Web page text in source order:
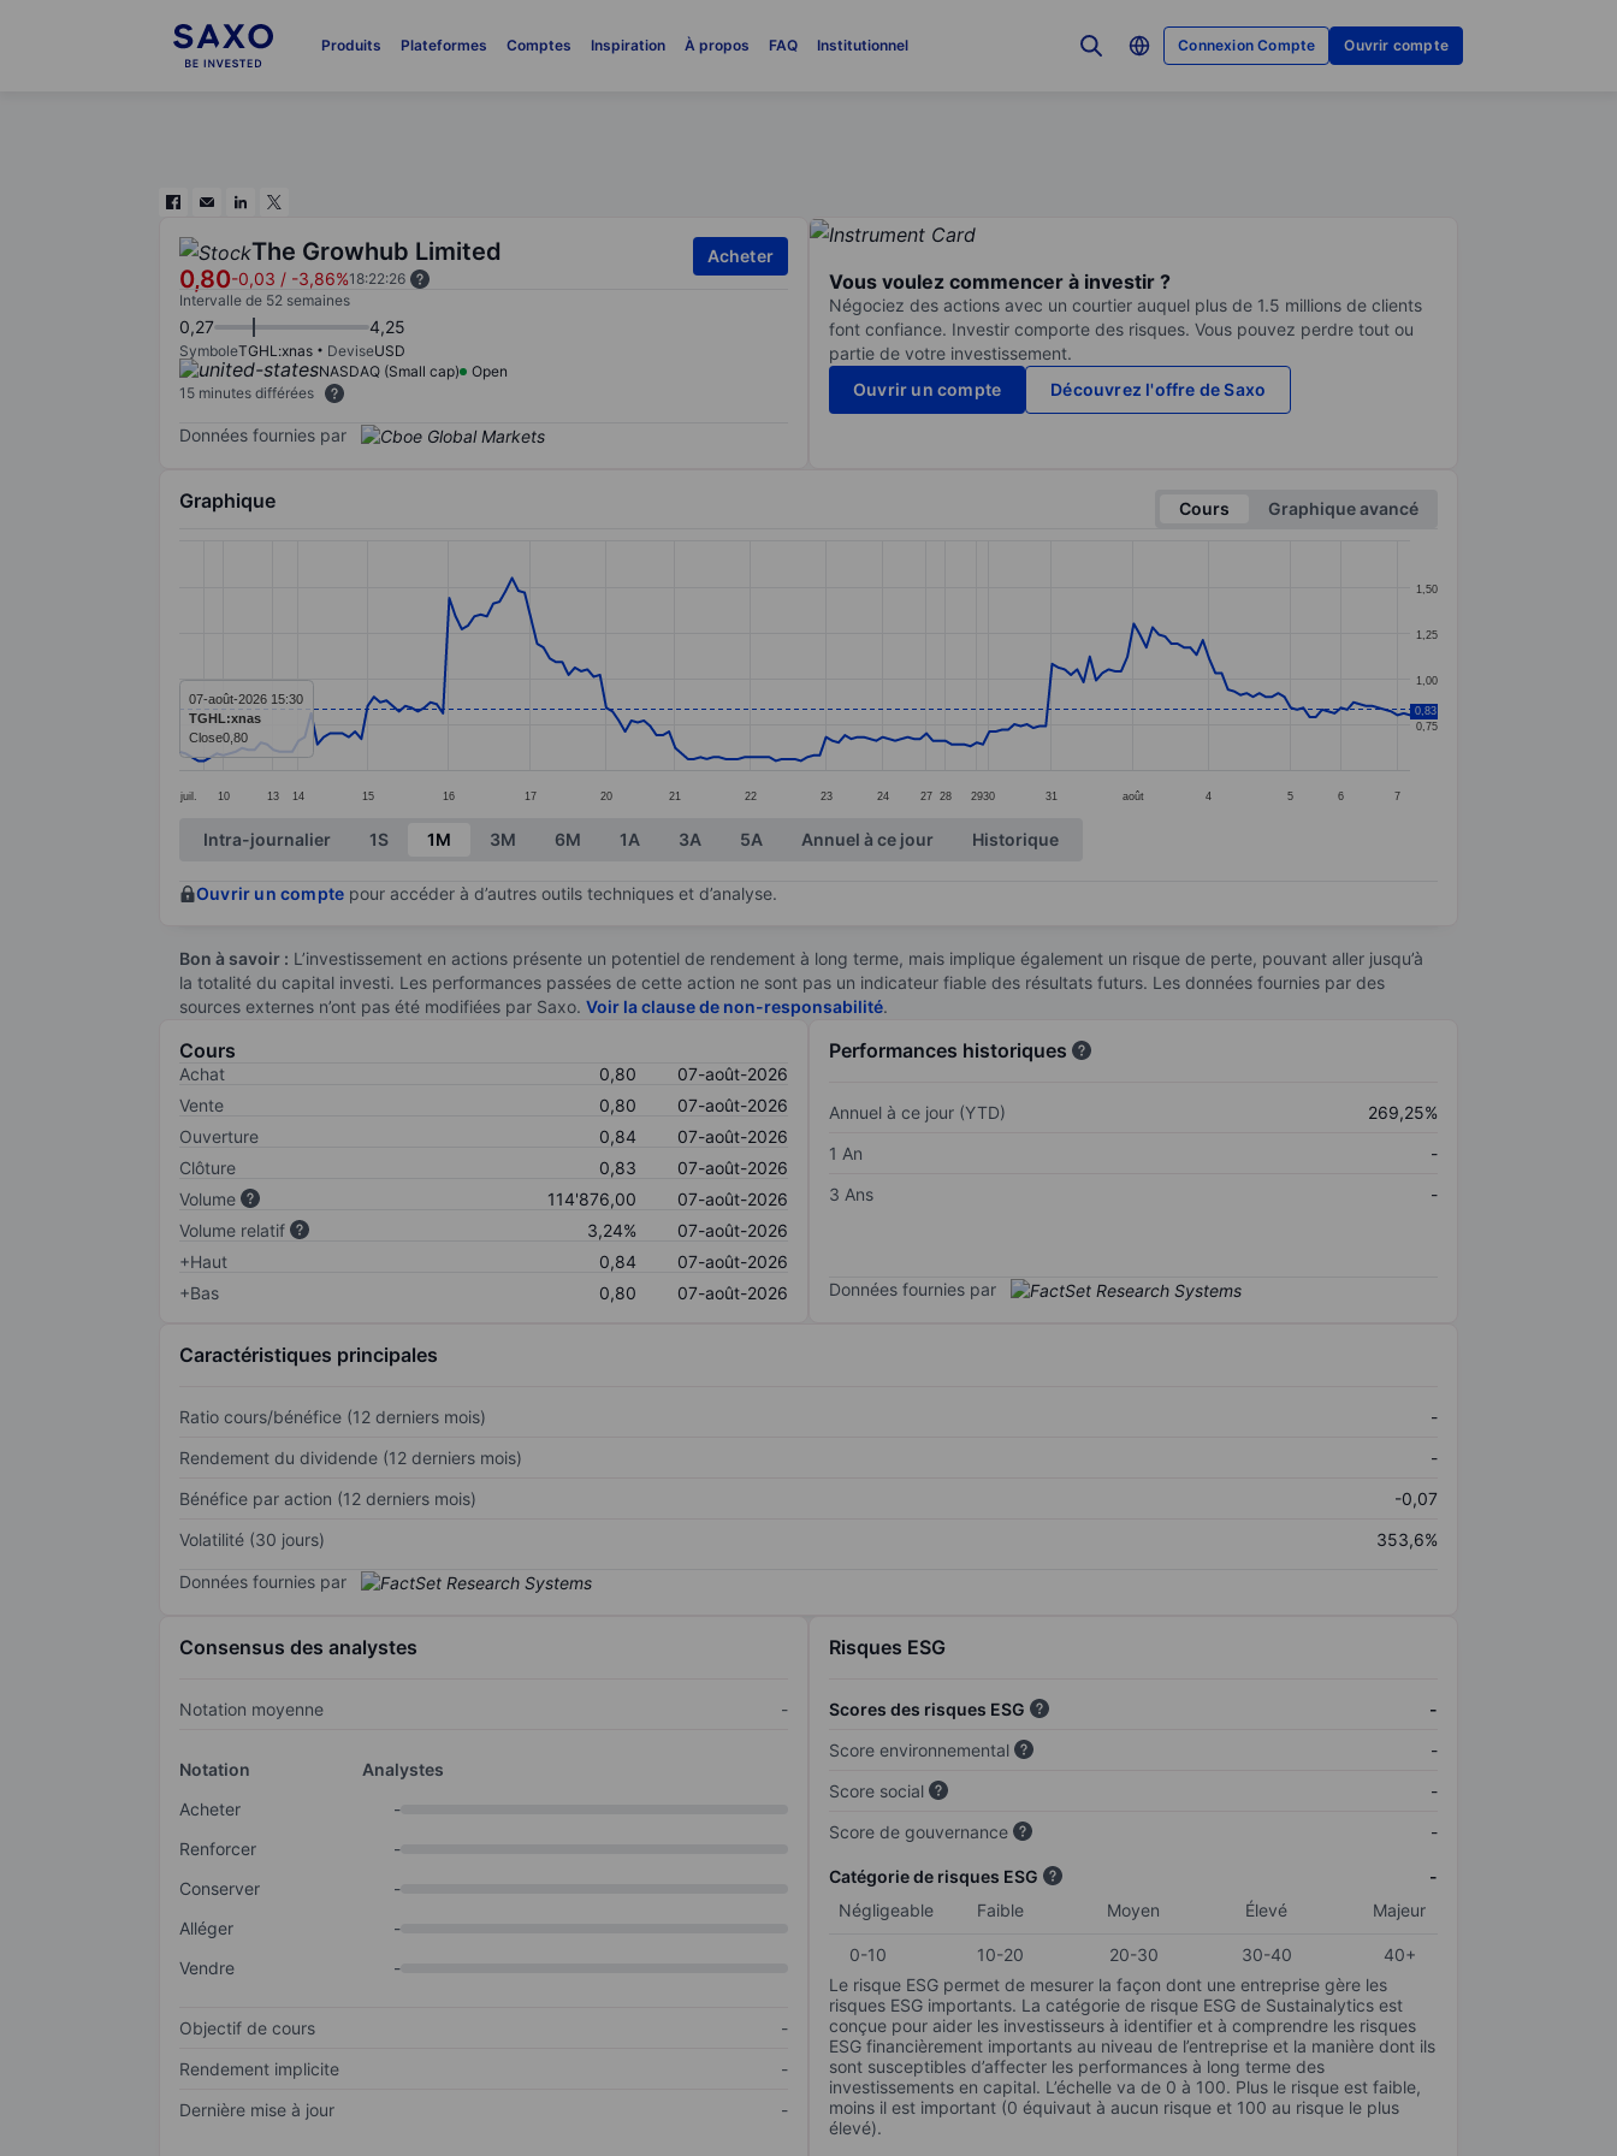
Produits Plateformes Comptes Inspiration À propos FAQ Institutionnel Connexion Compte Ouvrir compte
The Growhub Limited
0,80-0,03 / -3,86%18:22:26
Acheter
Intervalle de 52 semaines
0,27 4,25
SymboleTGHL:xnas DeviseUSD
NASDAQ (Small cap)
Open
15 minutes différées
Données fournies par
Vous voulez commencer à investir ?
Négociez des actions avec un courtier auquel plus de 1.5 millions de clients
font confiance. Investir comporte des risques. Vous pouvez perdre tout ou
partie de votre investissement.
Ouvrir un compte
Découvrez l'offre de Saxo
Graphique Cours
Graphique avancé
Line chart with 197 data points.
The chart has 1 X axis displaying categories.
The chart has 1 Y axis displaying values. Data ranges from 0.55 to 1.55.
juil. 10 13 14 15 16 17 20 21 22 23 24 27 28 2930 31 août 4 5 6 7
0,75
1,00
1,25
1,50
0,83
07-août-2026 15:30
TGHL:xnas
Close0,80
End of interactive chart.
Intra-journalier 1S 1M 3M 6M 1A 3A 5A Annuel à ce jour Historique
Ouvrir un compte pour accéder à d’autres outils techniques et d’analyse.
Bon à savoir : L’investissement en actions présente un potentiel de rendement à long terme, mais implique également un risque de perte, pouvant aller jusqu’à
la totalité du capital investi. Les performances passées de cette action ne sont pas un indicateur fiable des résultats futurs. Les données fournies par des
sources externes n’ont pas été modifiées par Saxo. Voir la clause de non-responsabilité.
Cours
Achat 0,80
07-août-2026
Vente
0,80
07-août-2026
Ouverture
0,84
07-août-2026
Clôture
0,83
07-août-2026
Volume
114'876,00
07-août-2026
Volume relatif
3,24%
07-août-2026
+Haut
0,84
07-août-2026
+Bas
0,80 07-août-2026
Performances historiques
Annuel à ce jour (YTD)
269,25%
1 An
-
3 Ans
-
Données fournies par
Caractéristiques principales
Ratio cours/bénéfice (12 derniers mois)
-
Rendement du dividende (12 derniers mois)
-
Bénéfice par action (12 derniers mois)
-0,07
Volatilité (30 jours)
353,6%
Données fournies par
Consensus des analystes
Notation moyenne -
Notation
Analystes
Acheter
-
Renforcer
-
Conserver
-
Alléger
-
Vendre
-
Objectif de cours
-
Rendement implicite
-
Dernière mise à jour
-
Risques ESG
Scores des risques ESG
-
Score environnemental
-
Score social
-
Score de gouvernance
-
Catégorie de risques ESG
-
Négligeable
Faible Moyen Élevé Majeur
0-10 10-20 20-30 30-40
40+
Le risque ESG permet de mesurer la façon dont une entreprise gère les
risques ESG importants. La catégorie de risque ESG de Sustainalytics est
conçue pour aider les investisseurs à identifier et à comprendre les risques
ESG financièrement importants au niveau de l’entreprise et la manière dont ils
sont susceptibles d’affecter les performances à long terme des
investissements en capital. L’échelle va de 0 à 100. Plus le risque est faible,
moins il est important (0 équivaut à aucun risque et 100 au risque le plus
élevé).